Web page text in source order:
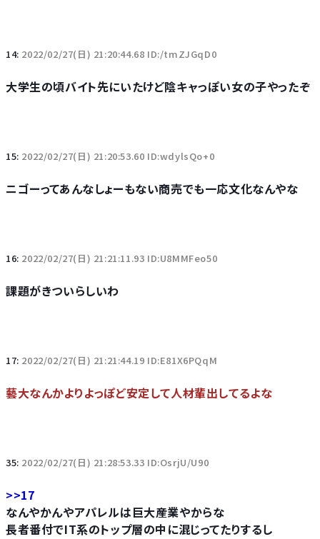
14: 2022/02/27(日) 21:20:44.68 ID:/tmZJGqD0
大学生の頃バイト先にいたけど陰キャっぽい女の子やったぞ
15: 2022/02/27(日) 21:20:53.60 ID:wdylsQo+0
ニゴーってあんなしょーもない商売でも一応文化なんやな
16: 2022/02/27(日) 21:21:11.93 ID:U8MMFeo50
課題がきついらしいわ
17: 2022/02/27(日) 21:21:44.19 ID:E81X6PQqM
藝大なんかよりよっぽど安定して人材輩出してるよな
35: 2022/02/27(日) 21:28:53.33 ID:OsrjU/U90
>>17
なんやかんやアパレルは巨大産業やからな
長者番付でIT系のトップ層の中に混じってたりするし